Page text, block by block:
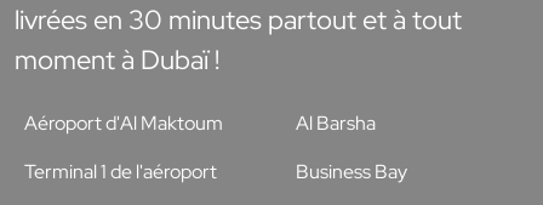
livrées en 30 minutes partout et à tout
moment à Dubaï !
Aéroport d'Al Maktoum
Terminal 1 de l'aéroport
Al Barsha
Business Bay